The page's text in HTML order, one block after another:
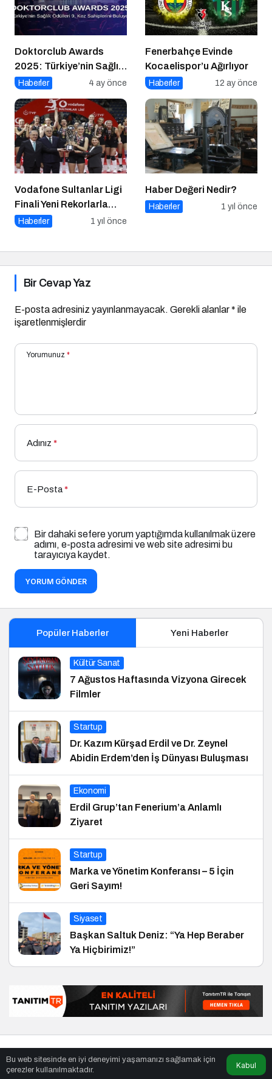
Doktorclub Awards
2025: Türkiye’nin Sağlık
Ödülleri 9. Kez
Haberler 4 ay önce
Fenerbahçe Evinde
Kocaelispor’u Ağırlıyor
Haberler 12 ay önce
Vodafone Sultanlar Ligi
Finali Yeni Rekorlarla
Tamamlandı
Haberler 1 yıl önce
Haber Değeri Nedir?
Haberler 1 yıl önce
Bir Cevap Yaz
E-posta adresiniz yayınlanmayacak. Gerekli alanlar* ile
işaretlenmişlerdir
Yorumunuz *
Adınız *
E-Posta*
Bir dahaki sefere yorum yaptığımda kullanılmak üzere
adımı, e-posta adresimi ve web site adresimi bu
tarayıcıya kaydet.
YORUM GÖNDER
Popüler Haberler Yeni Haberler
Kültür Sanat
7 Ağustos Haftasında Vizyona Girecek
Filmler
Startup
Dr. Kazım Kürşad Erdil ve Dr. Zeynel
Abidin Erdem’den İş Dünyası Buluşması
Ekonomi
Erdil Grup’tan Fenerium’a Anlamlı
Ziyaret
Startup
Marka ve Yönetim Konferansı – 5 İçin
Geri Sayım!
Siyaset
Başkan Saltuk Deniz: “Ya Hep Beraber
Ya Hiçbirimiz!”
Bu web sitesinde en iyi deneyimi yaşamanızı sağlamak için
çerezler kullanılmaktadır.
Kabul
en iyiler
listesi ,bihaber, sağlıklı